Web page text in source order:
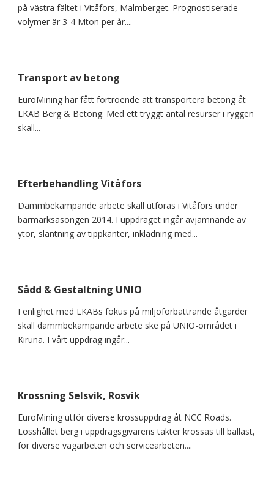
på västra fältet i Vitåfors, Malmberget. Prognostiserade
volymer är 3-4 Mton per år....
Transport av betong
EuroMining har fått förtroende att transportera betong åt
LKAB Berg & Betong. Med ett tryggt antal resurser i ryggen
skall...
Efterbehandling Vitåfors
Dammbekämpande arbete skall utföras i Vitåfors under
barmarksäsongen 2014. I uppdraget ingår avjämnande av
ytor, släntning av tippkanter, inklädning med...
Sådd & Gestaltning UNIO
I enlighet med LKABs fokus på miljöförbättrande åtgärder
skall dammbekämpande arbete ske på UNIO-området i
Kiruna. I vårt uppdrag ingår...
Krossning Selsvik, Rosvik
EuroMining utför diverse krossuppdrag åt NCC Roads.
Losshållet berg i uppdragsgivarens täkter krossas till ballast,
för diverse vägarbeten och servicearbeten....